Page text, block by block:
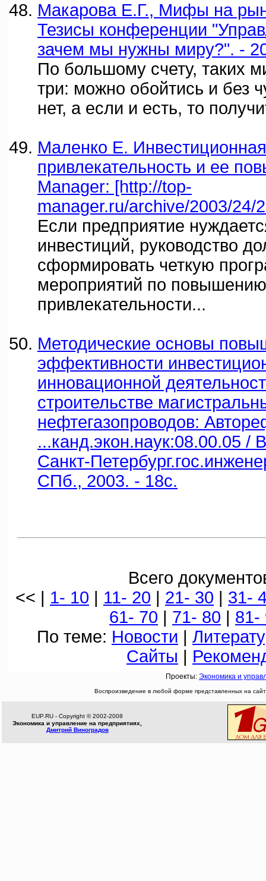
Макарова Е.Г., Мифы на
Тезисы конференции
зачем мы нужны миру?". -
По большому счету, таких
три: можно обойтись и без
нет, а если и есть, то
Маленко Е. Инвестиционная
привлекательность и ее
Manager: [http://top-
manager.ru/archive/2003/24/
Если предприятие
инвестиций, руководство
сформировать четкую
мероприятий по
привлекательности...
Методические основы
эффективности
инновационной
строительстве
нефтегазопроводов:
...канд.экон.наук:08.00.05 /
Санкт-
СПб., 2003. - 18с.
Всего
<< | 1- 10 | 11- 20 | 21- 30 | 31-
61- 70 | 71- 80 | 81-
По теме: Новости |
Сайты |
Проекты: Экономика и
Воспроизведение в любой форме представленных на
EUP.RU - Copyright © 2002-2008
Экономика и управление на предприятиях,
Дмитрий Виноградов